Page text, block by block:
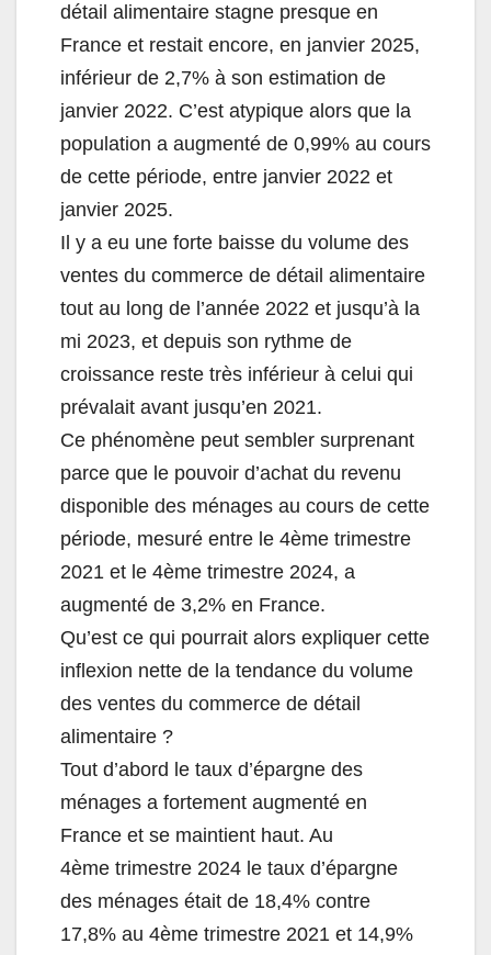
détail alimentaire stagne presque en
France et restait encore, en janvier 2025,
inférieur de 2,7% à son estimation de
janvier 2022. C’est atypique alors que la
population a augmenté de 0,99% au cours
de cette période, entre janvier 2022 et
janvier 2025.
Il y a eu une forte baisse du volume des
ventes du commerce de détail alimentaire
tout au long de l’année 2022 et jusqu’à la
mi 2023, et depuis son rythme de
croissance reste très inférieur à celui qui
prévalait avant jusqu’en 2021.
Ce phénomène peut sembler surprenant
parce que le pouvoir d’achat du revenu
disponible des ménages au cours de cette
période, mesuré entre le 4ème trimestre
2021 et le 4ème trimestre 2024, a
augmenté de 3,2% en France.
Qu’est ce qui pourrait alors expliquer cette
inflexion nette de la tendance du volume
des ventes du commerce de détail
alimentaire ?
Tout d’abord le taux d’épargne des
ménages a fortement augmenté en
France et se maintient haut. Au
4ème trimestre 2024 le taux d’épargne
des ménages était de 18,4% contre
17,8% au 4ème trimestre 2021 et 14,9%